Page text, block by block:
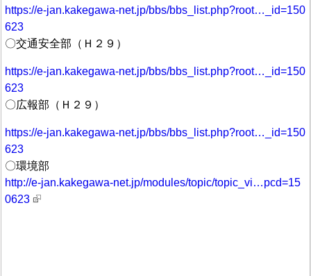
https://e-jan.kakegawa-net.jp/bbs/bbs_list.php?root…_id=150
623
〇交通安全部（Ｈ２９）
https://e-jan.kakegawa-net.jp/bbs/bbs_list.php?root…_id=150
623
〇広報部（Ｈ２９）
https://e-jan.kakegawa-net.jp/bbs/bbs_list.php?root…_id=150
623
〇環境部
http://e-jan.kakegawa-net.jp/modules/topic/topic_vi…pcd=15
0623